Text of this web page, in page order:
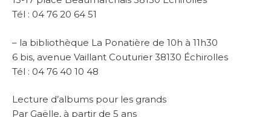
Tél : 04 76 20 64 51
– la bibliothèque La Ponatière de 10h à 11h30
6 bis, avenue Vaillant Couturier 38130 Échirolles
Tél : 04 76 40 10 48
Lecture d’albums pour les grands
Par Gaëlle, à partir de 5 ans